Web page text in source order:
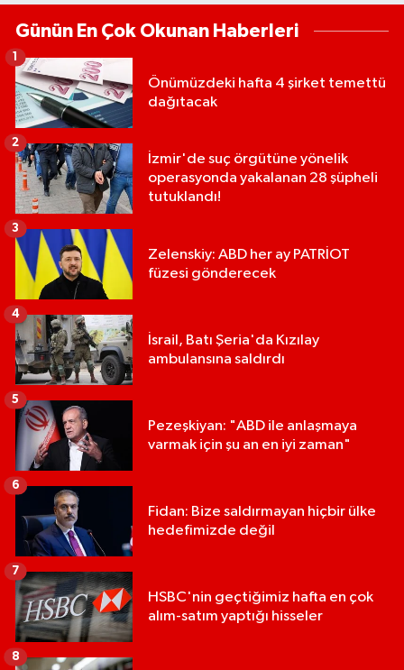
Günün En Çok Okunan Haberleri
Önümüzdeki hafta 4 şirket temettü
dağıtacak
1
İzmir'de suç örgütüne yönelik
operasyonda yakalanan 28 şüpheli
tutuklandı!
2
Zelenskiy: ABD her ay PATRİOT
füzesi gönderecek
3
İsrail, Batı Şeria'da Kızılay
ambulansına saldırdı
4
Pezeşkiyan: "ABD ile anlaşmaya
varmak için şu an en iyi zaman"
5
Fidan: Bize saldırmayan hiçbir ülke
hedefimizde değil
6
HSBC'nin geçtiğimiz hafta en çok
alım-satım yaptığı hisseler
7
8